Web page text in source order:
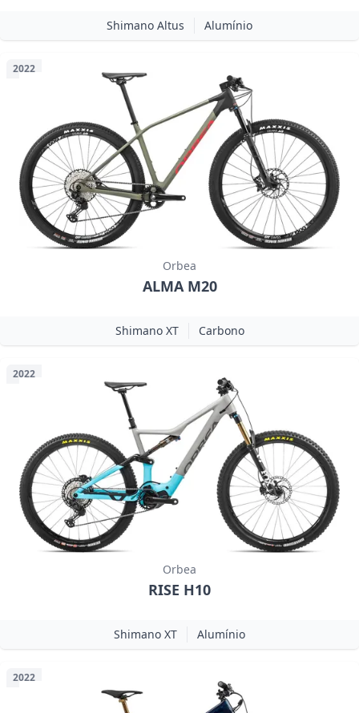
Shimano Altus Alumínio
2022
Orbea
ALMA M20
Shimano XT Carbono
2022
Orbea
RISE H10
Shimano XT Alumínio
2022